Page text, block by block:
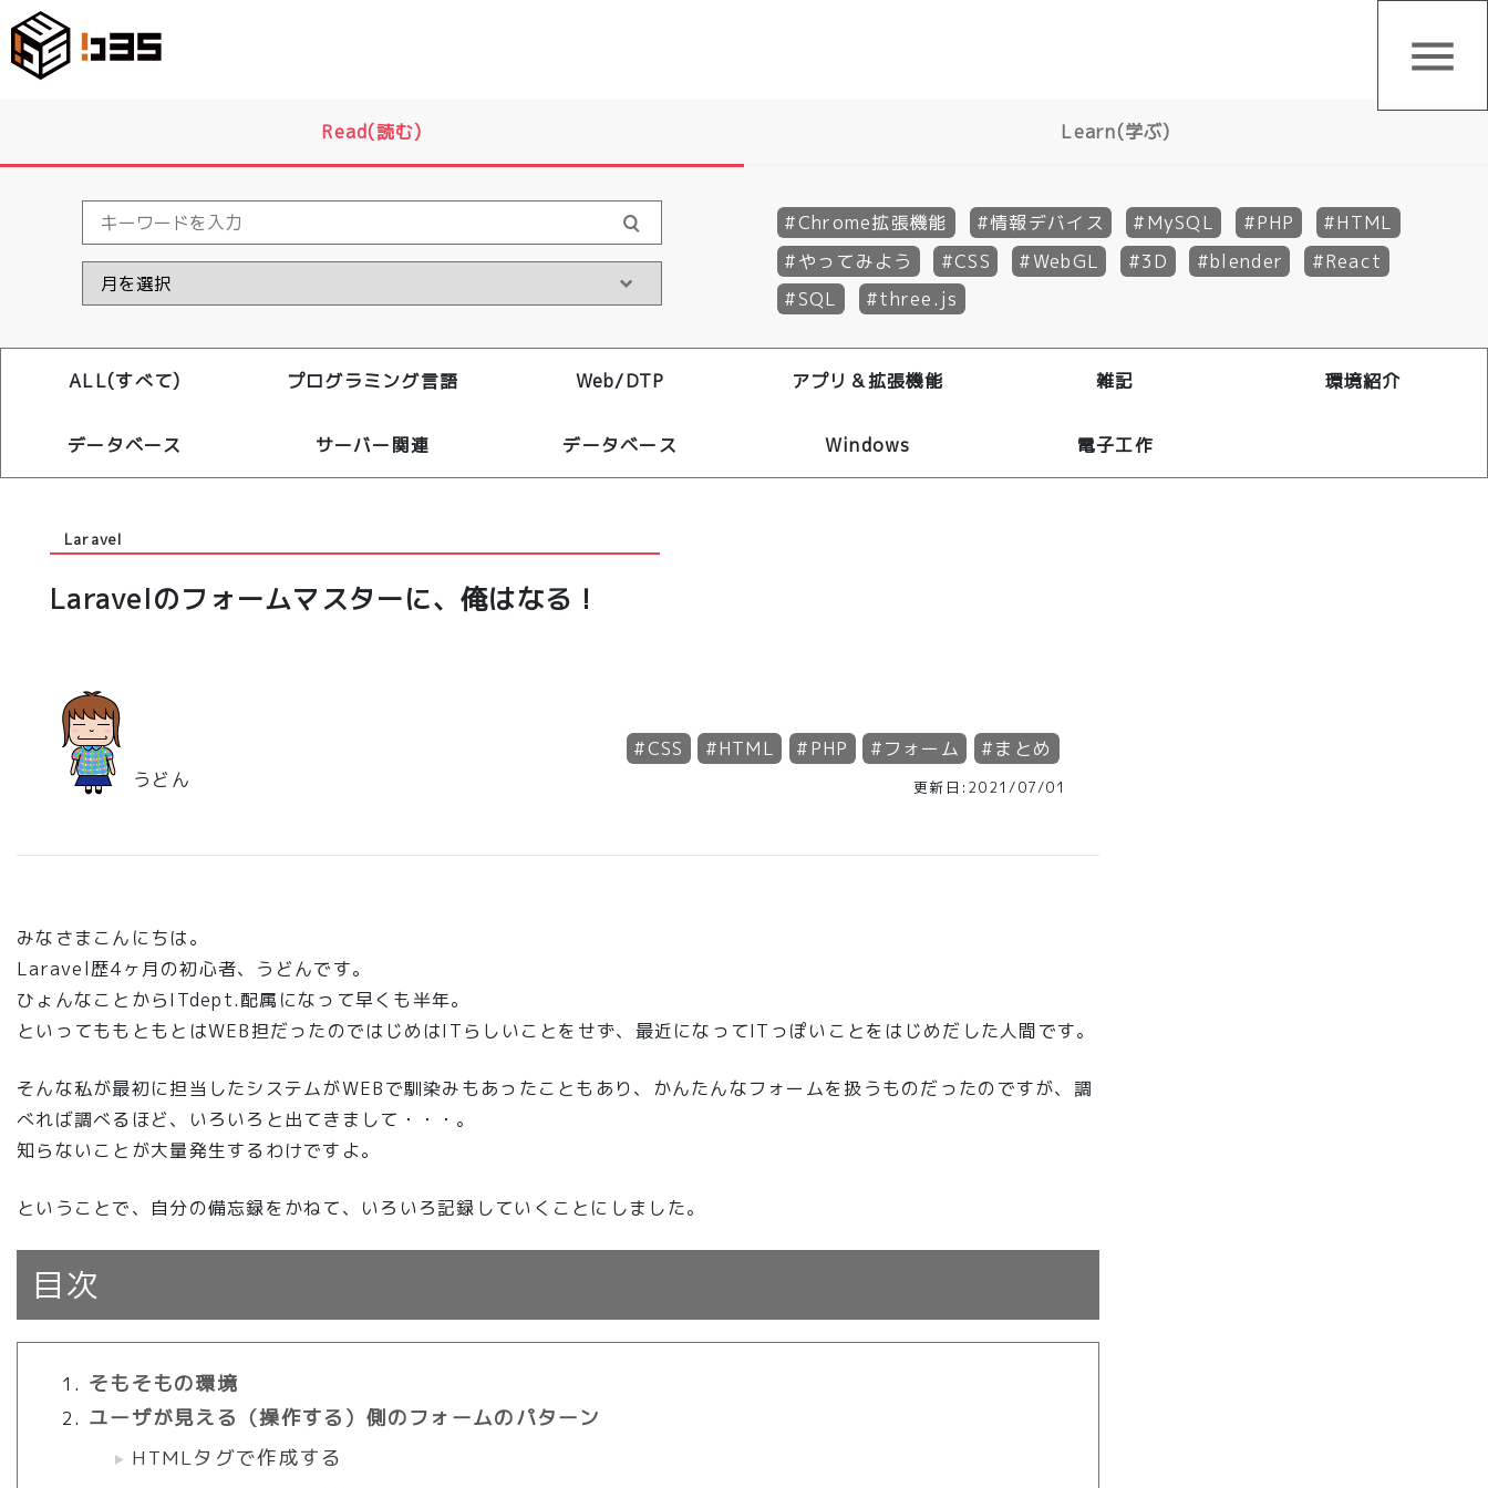
menu
Read(読む) Learn(学ぶ)
Chrome拡張機能 情報デバイス MySQL PHP
HTML
やってみよう
CSS WebGL 3D blender
React
SQL
three.js
ALL(すべて) プログラミング言語 Web/DTP アプリ＆拡張機能 雑記 環境紹介
データベース サーバー関連 データベース Windows 電子工作
Laravel
Laravelのフォームマスターに、俺はなる！
うどん
#CSS #HTML #PHP #フォーム #まとめ
更新日:2021/07/01
みなさまこんにちは。
Laravel歴4ヶ月の初心者、うどんです。
ひょんなことからITdept.配属になって早くも半年。
といってももともとはWEB担だったのではじめはITらしいことをせず、最近になってITっぽいことをはじめだした人間です。
そんな私が最初に担当したシステムがWEBで馴染みもあったこともあり、かんたんなフォームを扱うものだったのですが、調
べれば調べるほど、いろいろと出てきまして・・・。
知らないことが大量発生するわけですよ。
ということで、自分の備忘録をかねて、いろいろ記録していくことにしました。
目次
そもそもの環境
ユーザが見える（操作する）側のフォームのパターン
HTMLタグで作成する